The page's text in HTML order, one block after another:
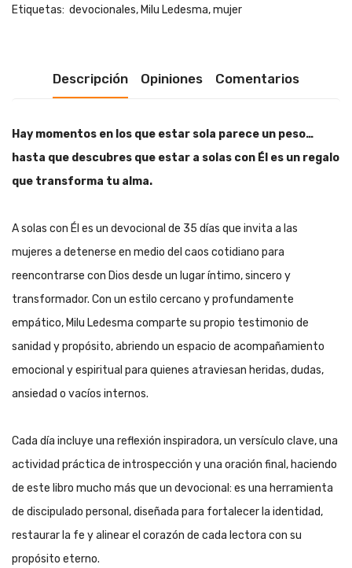
Etiquetas: devocionales, Milu Ledesma,mujer
Descripción Opiniones Comentarios
Hay momentos en los que estar sola parece un peso…
hasta que descubres que estar a solas con Él es un regalo
que transforma tu alma.
A solas con Él es un devocional de 35 días que invita a las
mujeres a detenerse en medio del caos cotidiano para
reencontrarse con Dios desde un lugar íntimo, sincero y
transformador. Con un estilo cercano y profundamente
empático, Milu Ledesma comparte su propio testimonio de
sanidad y propósito, abriendo un espacio de acompañamiento
emocional y espiritual para quienes atraviesan heridas, dudas,
ansiedad o vacíos internos.
Cada día incluye una reflexión inspiradora, un versículo clave, una
actividad práctica de introspección y una oración final, haciendo
de este libro mucho más que un devocional: es una herramienta
de discipulado personal, diseñada para fortalecer la identidad,
restaurar la fe y alinear el corazón de cada lectora con su
propósito eterno.